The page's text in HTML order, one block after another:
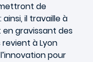
de
il travaille à
en gravissant des
à Lyon
pour